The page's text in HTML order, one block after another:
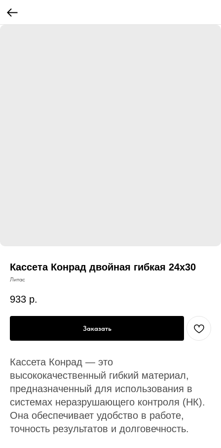
Кассета Конрад двойная гибкая 24х30
Литас
933 р.
Заказать
Кассета Конрад — это
высококачественный гибкий материал,
предназначенный для использования в
системах неразрушающего контроля (НК).
Она обеспечивает удобство в работе,
точность результатов и долговечность.